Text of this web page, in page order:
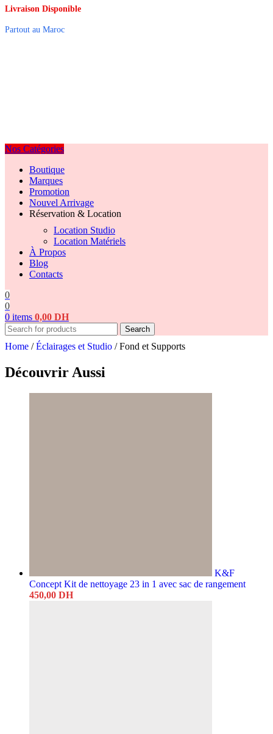
Livraison Disponible
Partout au Maroc
Nos Catégories
Boutique
Marques
Promotion
Nouvel Arrivage
Réservation & Location
Location Studio
Location Matériels
À Propos
Blog
Contacts
0
0
0 items 0,00 DH
Search
Home / Éclairages et Studio / Fond et Supports
Découvrir Aussi
K&F
Concept Kit de nettoyage 23 in 1 avec sac de rangement
450,00 DH